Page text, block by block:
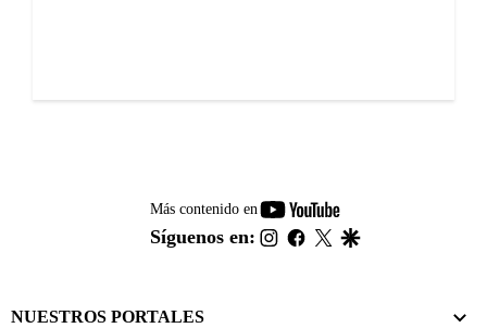
Más contenido en
youtube-
footer
Síguenos en: instagram
facebook
twitter
NUESTROS PORTALES